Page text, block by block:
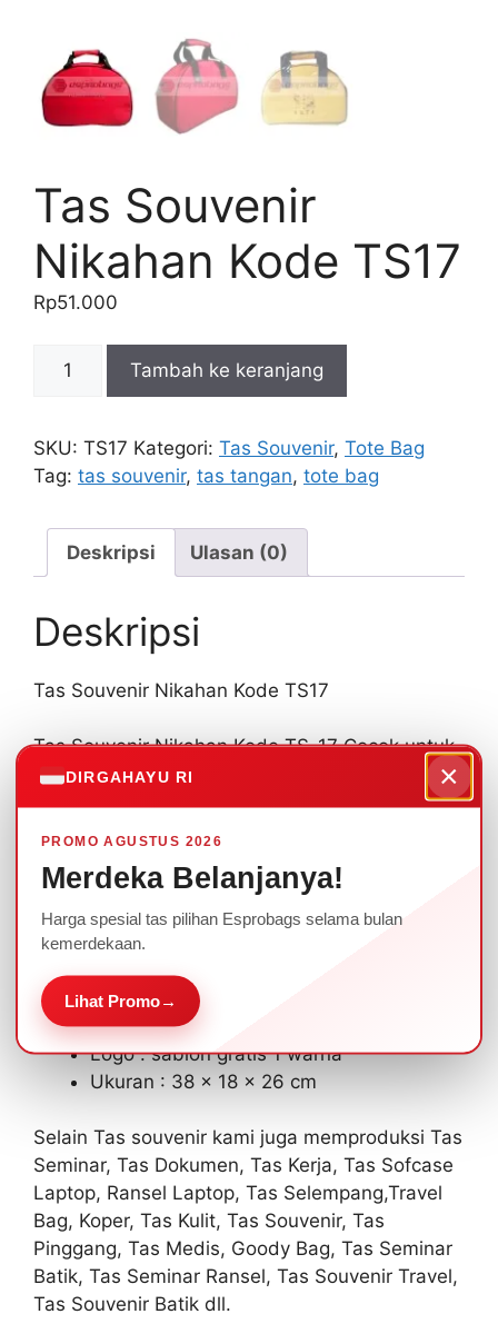
Tas Souvenir
Nikahan Kode TS17
Rp51.000
Kuantitas
Nikahan
Kode
Tambah ke keranjang
SKU: TS17 Kategori: Tas Souvenir, Tote Bag
Tag: tas souvenir, tas tangan, tote bag
Deskripsi Ulasan (0)
Deskripsi
Tas Souvenir Nikahan Kode TS17
Tas Souvenir Nikahan Kode TS-17 Cocok untuk
hadiah atau souvenir acara pernikahan Anda.
sablon/bordir.
Spesifikasi Tas Souvenir Nikahan Kode TS-17 :
Material D600/Polyester
Warna : Sesuai dengan permintaan
Logo : sablon gratis 1 warna
Ukuran : 38 x 18 x 26 cm
Selain Tas souvenir kami juga memproduksi Tas
Seminar, Tas Dokumen, Tas Kerja, Tas Sofcase
Laptop, Ransel Laptop, Tas Selempang,Travel
Bag, Koper, Tas Kulit, Tas Souvenir, Tas
Pinggang, Tas Medis, Goody Bag, Tas Seminar
Batik, Tas Seminar Ransel, Tas Souvenir Travel,
Tas Souvenir Batik dll.
DIRGAHAYU RI ×
PROMO AGUSTUS 2026
Merdeka Belanjanya!
Harga spesial tas pilihan Esprobags selama bulan
kemerdekaan.
Lihat Promo→